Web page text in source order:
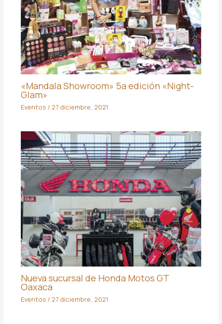
«Mandala Showroom» 5a edición «Night-
Glam»
Eventos / 27 diciembre, 2021
Nueva sucursal de Honda Motos GT
Oaxaca
Eventos / 27 diciembre, 2021